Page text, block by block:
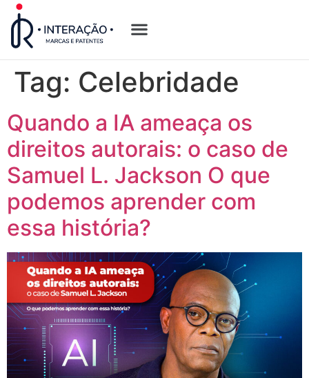
Tag: Celebridade
Quando a IA ameaça os
direitos autorais: o caso de
Samuel L. Jackson O que
podemos aprender com
essa história?